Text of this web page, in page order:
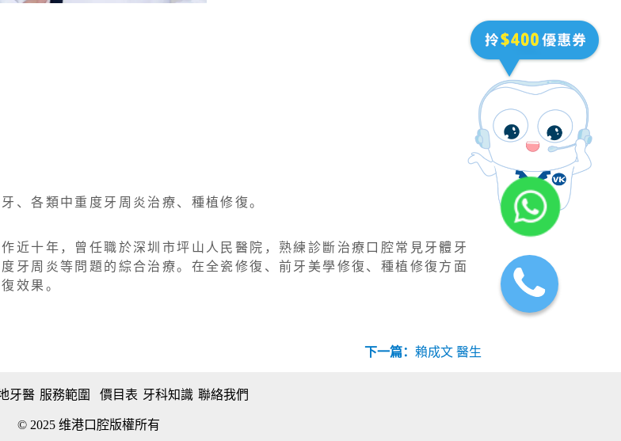
、各類中重度牙周炎治療、種植修復。
近⼗年，曾任職於深圳市坪⼭⼈⺠醫院，熟練診斷治療⼝腔常⾒⽛體⽛
⽛周炎等問題的綜合治療。在全瓷修復、前⽛美學修復、種植修復⽅⾯
效果。
下一篇： 賴成文 醫生
牙醫 服務範圍 價目表 牙科知識 聯絡我們
© 2025 维港口腔版權所有